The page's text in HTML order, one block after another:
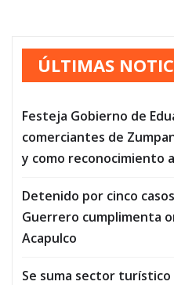
ÚLTIMAS
Festeja Gobierno de
comerciantes de
y como reconocimiento
Detenido por cinco
Guerrero cumplimenta
Acapulco
Se suma sector turístico